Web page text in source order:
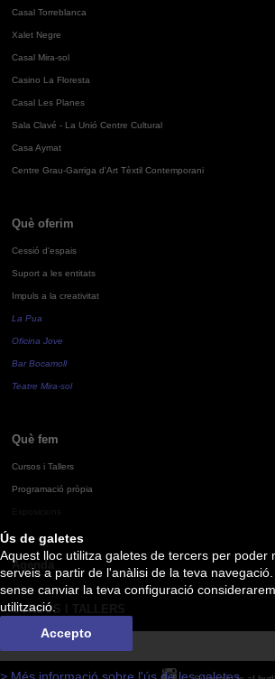
Ús de galetes
Aquest lloc utilitza galetes de tercers per poder
serveis a partir de l'anàlisi de la teva
sense canviar la teva configuració
utilització.
Accepto
Casal Torreblanca
Xalet Negre
Casal Mira-sol
Casino La Floresta
Casal Les Planes
Sala Clavé - La Unió Centre Cultural
Casa Aymat
Centre Grau-Garriga d'Art Tèxtil Contemporani
Què oferim
Cessió d'espais
Suport a les entitats
Impuls a la creativitat
La Pua
Oficina Jove
Bar Bocamoll
Teatre Mira-sol
Què fem
Cursos i Tallers
Programació pròpia
Agenda
CURSOS I TALLERS